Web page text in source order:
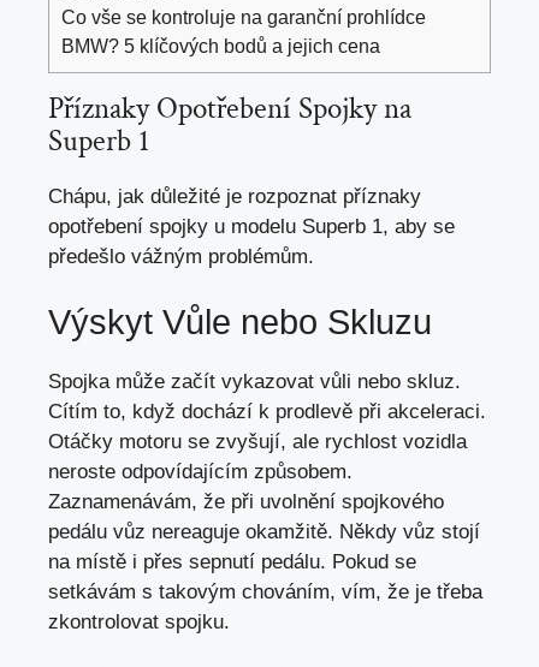
Co vše se kontroluje na garanční prohlídce
BMW? 5 klíčových bodů a jejich cena
Příznaky Opotřebení Spojky na
Superb 1
Chápu, jak důležité je rozpoznat příznaky
opotřebení spojky u modelu Superb 1, aby se
předešlo vážným problémům.
Výskyt Vůle nebo Skluzu
Spojka může začít vykazovat vůli nebo skluz.
Cítím to, když dochází k prodlevě při akceleraci.
Otáčky motoru se zvyšují, ale rychlost vozidla
neroste odpovídajícím způsobem.
Zaznamenávám, že při uvolnění spojkového
pedálu vůz nereaguje okamžitě. Někdy vůz stojí
na místě i přes sepnutí pedálu. Pokud se
setkávám s takovým chováním, vím, že je třeba
zkontrolovat spojku.